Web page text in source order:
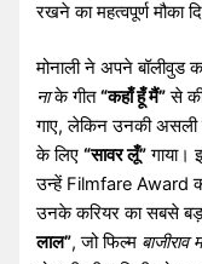
रखने का महत्वपूर्ण मौका
मोनाली ने अपने
नाके गीत“कहाँ हूँ मैं”से
गाए, लेकिन उनकी
के लिए“सावर लूँ”गाया।
उन्हें Filmfare Award
उनके करियर का सबसे
लाल”, जो फिल्म बाजीराव